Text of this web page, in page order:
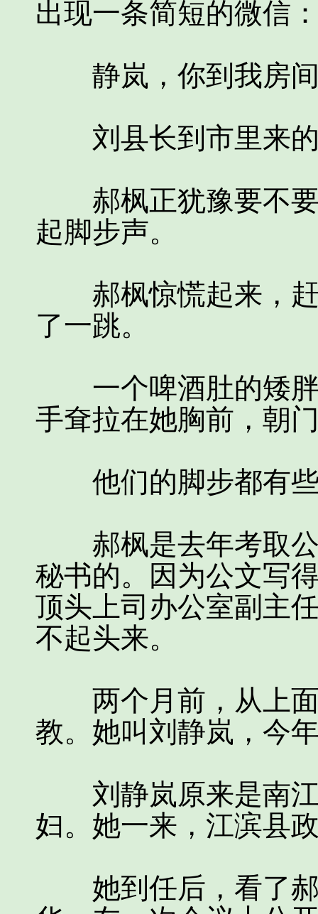
出现一条简短的微信
静岚，你到我房间
刘县长到市里来的
郝枫正犹豫要不要
起脚步声。
郝枫惊慌起来，赶
了一跳。
一个啤酒肚的矮胖
手耷拉在她胸前，朝
他们的脚步都有些
郝枫是去年考取公
秘书的。因为公文写
顶头上司办公室副主
不起头来。
两个月前，从上面
教。她叫刘静岚，今
刘静岚原来是南江
妇。她一来，江滨县
她到任后，看了郝